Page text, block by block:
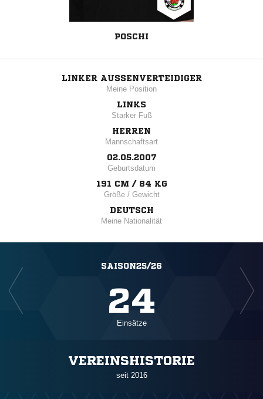
POSCHI
LINKER AUSSENVERTEIDIGER
Meine Position
LINKS
Starker Fuß
HERREN
Mannschaftsart
02.05.2007
Geburtsdatum
191 CM / 84 KG
Größe / Gewicht
DEUTSCH
Meine Nationalität
SAISON25/26
24
Einsätze
VEREINSHISTORIE
seit 2016